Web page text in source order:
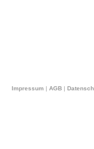
Impressum | AGB |